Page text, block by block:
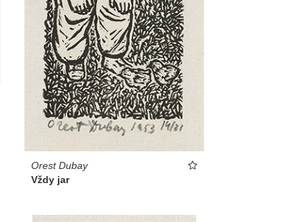
Orest Dubay
Vždy jar